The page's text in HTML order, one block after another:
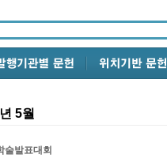
5월
술발표대회